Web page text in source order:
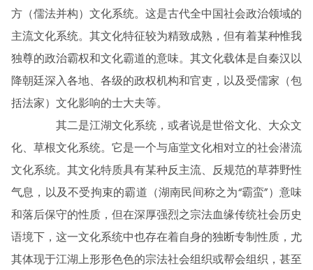
方（儒法并构）文化系统。这是古代全中国社会政治领域的
主流文化系统。其文化特征较为精致成熟，但有着某种惟我
独尊的政治霸权和文化霸道的意味。其文化载体是自秦汉以
降朝廷深入各地、各级的政权机构和官吏，以及受儒家（包
括法家）文化影响的士大夫等。
其二是江湖文化系统，或者说是世俗文化、大众文
化、草根文化系统。它是一个与庙堂文化相对立的社会潜流
文化系统。其文化特质具有某种反主流、反规范的草莽野性
气息，以及不受拘束的霸道（湖南民间称之为“霸蛮”）意味
和落后保守的性质，但在深厚强烈之宗法血缘传统社会历史
语境下，这一文化系统中也存在着自身的独断专制性质，尤
其体现于江湖上形形色色的宗法社会组织或帮会组织，甚至